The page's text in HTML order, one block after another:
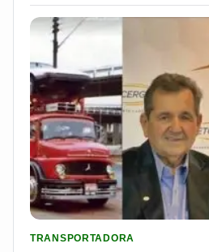
TRANSPORTADORA